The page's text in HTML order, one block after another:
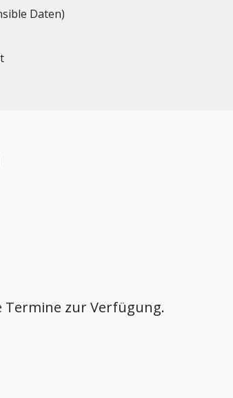
Daten)
Termine zur Verfügung.